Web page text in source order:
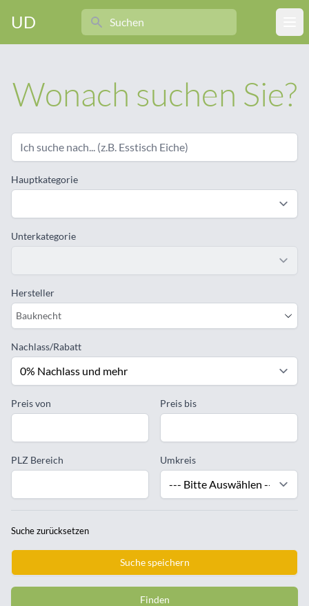
UD
Search
Wonach suchen Sie?
Hauptkategorie
Unterkategorie
Hersteller
Bauknecht
Nachlass/Rabatt
Preis von Preis bis
PLZ Bereich Umkreis
Suche zurücksetzen
Suche speichern
Finden